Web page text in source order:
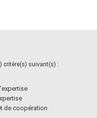
critère(s) suivant(s) :
de coopération